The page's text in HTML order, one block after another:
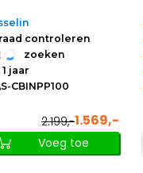
controleren
zoeken
1 jaar
CBINPP100
2.199,-1.569,-
Voeg toe